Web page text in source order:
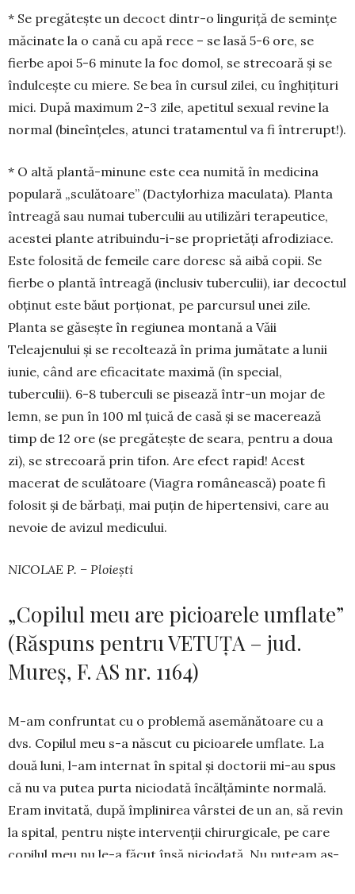
* Se pregă­tește un decoct dintr-o linguriță de semințe
măcinate la o cană cu apă rece – se lasă 5-6 ore, se
fierbe apoi 5-6 minute la foc domol, se stre­coară și se
îndulcește cu miere. Se bea în cursul zilei, cu înghițituri
mici. După maximum 2-3 zile, apetitul sexual revine la
normal (bineînțeles, atunci trata­men­tul va fi în­trerupt!).
* O altă plantă-mi­nune este cea numită în me­dicina
populară „sculătoare” (Dacty­lor­hiza macu­lata). Planta
întreagă sau numai tuber­culii au utilizări terapeutice,
acestei plante atri­buin­du-i-se proprietăți afrodiziace.
Este folosită de fe­meile care doresc să aibă copii. Se
fierbe o plantă în­trea­gă (in­clu­siv tuberculii), iar decoctul
obți­nut este băut por­­țio­nat, pe parcursul unei zile.
Planta se găsește în regiu­nea montană a Văii
Teleajenului și se recol­tea­ză în pri­ma jumătate a lunii
iunie, când are efica­ci­tate ma­ximă (în special,
tuberculii). 6-8 tuberculi se pi­sează într-un mojar de
lemn, se pun în 100 ml țuică de casă și se macerează
timp de 12 ore (se pregătește de sea­ra, pen­tru a doua
zi), se strecoară prin tifon. Are efect rapid! Acest
macerat de scu­lătoare (Viagra româ­neas­că) poate fi
folosit și de bărbați, mai puțin de hiper­tensivi, care au
nevoie de avizul medicului.
NICOLAE P. – Ploiești
„Copilul meu are picioarele umflate”
(Răspuns pentru VETUȚA – jud.
Mureș, F. AS nr. 1164)
M-am confruntat cu o problemă ase­mănătoare cu a
dvs. Copilul meu s-a năs­cut cu picioarele um­flate. La
două luni, l-am internat în spital și docto­rii mi-au spus
că nu va putea purta nicio­dată încălțăminte normală.
Eram invi­tată, după împli­nirea vârstei de un an, să re­vin
la spital, pentru niște intervenții chi­rur­gicale, pe care
copilul meu nu le-a făcut însă nicio­dată. Nu pu­team aș­